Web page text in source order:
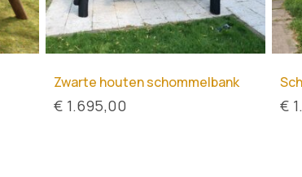
Zwarte houten schommelbank
€ 1.695,00 €